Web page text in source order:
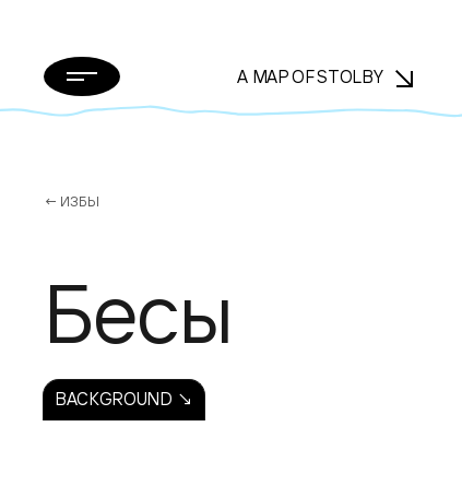
A MAP OF STOLBY
← ИЗБЫ
Бесы
BACKGROUND ↘